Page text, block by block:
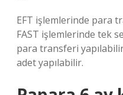
EFT işlemlerinde para
FAST işlemlerinde tek
para transferi
adet yapılabilir.